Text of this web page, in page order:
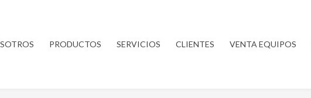
PRODUCTOS SERVICIOS CLIENTES VENTA EQUIPOS